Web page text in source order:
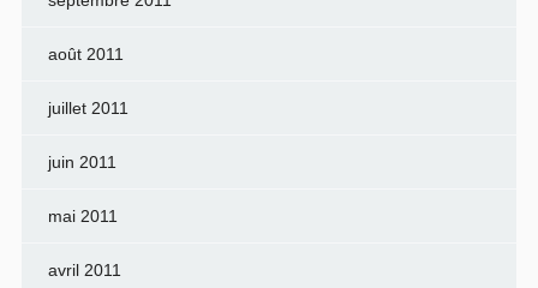
août 2011
juillet 2011
juin 2011
mai 2011
avril 2011